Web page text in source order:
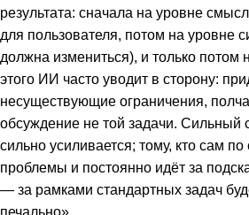
результата: сначала на уровне
для пользователя, потом на уровне
должна измениться), и только потом
этого ИИ часто уводит в сторону:
несуществующие ограничения,
обсуждение не той задачи. Сильный
сильно усиливается; тому, кто сам
проблемы и постоянно идёт за
— за рамками стандартных задач
печально».